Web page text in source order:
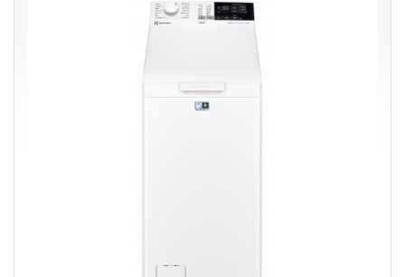
404,00 €587,00 €
Ušetríte 183,00 €
s DPH · doprava zdarma